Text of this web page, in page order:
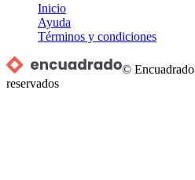
Inicio
Ayuda
Términos y condiciones
© Encuadrado
reservados